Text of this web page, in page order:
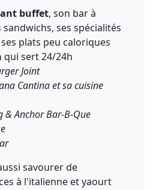
buffet, son bar à
sandwichs, ses spécialités
plats peu caloriques
qui sert 24/24h
Joint
Cantina et sa cuisine
& Anchor Bar-B-Que
savourer de
à l'italienne et yaourt